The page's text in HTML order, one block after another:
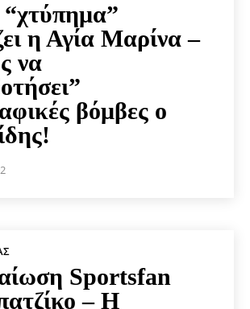
η Αγία Μαρίνα –
να
βόμβες ο
Sportsfan
– Η